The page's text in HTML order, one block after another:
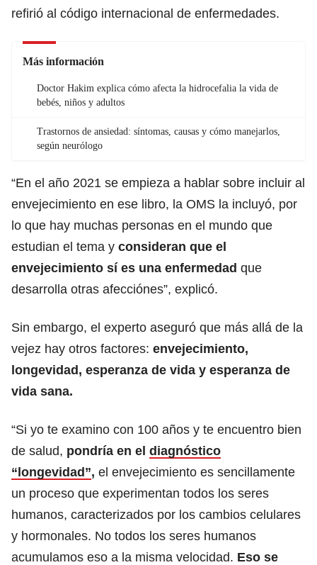
refirió al código internacional de enfermedades.
Más información
Doctor Hakim explica cómo afecta la hidrocefalia la vida de
bebés, niños y adultos
Trastornos de ansiedad: síntomas, causas y cómo manejarlos,
según neurólogo
“En el año 2021 se empieza a hablar sobre incluir al
envejecimiento en ese libro, la OMS la incluyó, por
lo que hay muchas personas en el mundo que
estudian el tema y consideran que el
envejecimiento sí es una enfermedad que
desarrolla otras afecciónes”, explicó.
Sin embargo, el experto aseguró que más allá de la
vejez hay otros factores: envejecimiento,
longevidad, esperanza de vida y esperanza de
vida sana.
“Si yo te examino con 100 años y te encuentro bien
de salud, pondría en el diagnóstico
“longevidad”, el envejecimiento es sencillamente
un proceso que experimentan todos los seres
humanos, caracterizados por los cambios celulares
y hormonales. No todos los seres humanos
acumulamos eso a la misma velocidad. Eso se